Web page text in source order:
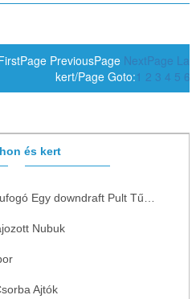
PreviousPage NextPage
kert/Page Goto:1 2 3 4 5 6
és kert
Nubuk
Ajtók